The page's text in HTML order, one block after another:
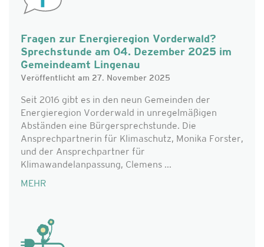
Fragen zur Energieregion Vorderwald?
Sprechstunde am 04. Dezember 2025 im
Gemeindeamt Lingenau
Veröffentlicht am 27. November 2025
Seit 2016 gibt es in den neun Gemeinden der
Energieregion Vorderwald in unregelmäßigen
Abständen eine Bürgersprechstunde. Die
Ansprechpartnerin für Klimaschutz, Monika Forster,
und der Ansprechpartner für
Klimawandelanpassung, Clemens ...
MEHR